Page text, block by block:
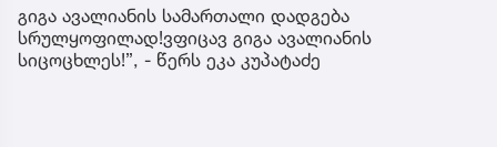
გიგა ავალიანის სამართალი დადგება
სრულყოფილად!ვფიცავ გიგა ავალიანის
სიცოცხლეს!”, - წერს ეკა კუპატაძე